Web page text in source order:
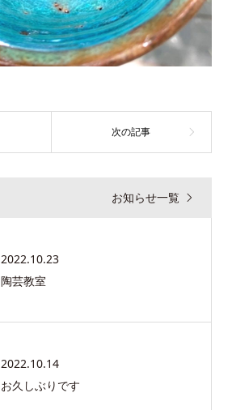
お知らせ一覧
2022.10.23
陶芸教室
2022.10.14
お久しぶりです